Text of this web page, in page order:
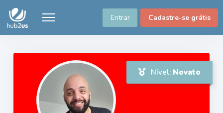
Entrar Cadastre-se grátis
Nível: Novato